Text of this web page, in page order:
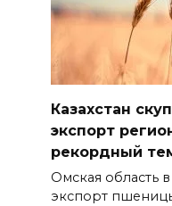
Казахстан
экспорт
рекордный
Омская область
экспорт